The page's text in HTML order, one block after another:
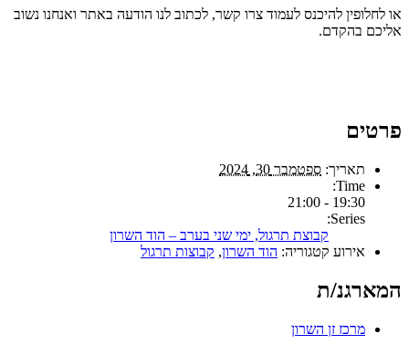
אליכם בהקדם.
פרטים
תאריך: ספטמבר 30, 2024
Time:
19:30 - 21:00
Series:
קבוצת תרגול, ימי שני בערב – הוד השרון
אירוע קטגוריה: הוד השרון, קבוצות תרגול
המארגנ/ת
מרכז זן השרון